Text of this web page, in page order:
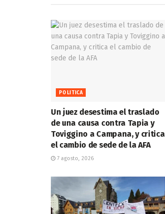
POLITICA
Un juez desestima el traslado
de una causa contra Tapia y
Toviggino a Campana, y critica
el cambio de sede de la AFA
7 agosto, 2026